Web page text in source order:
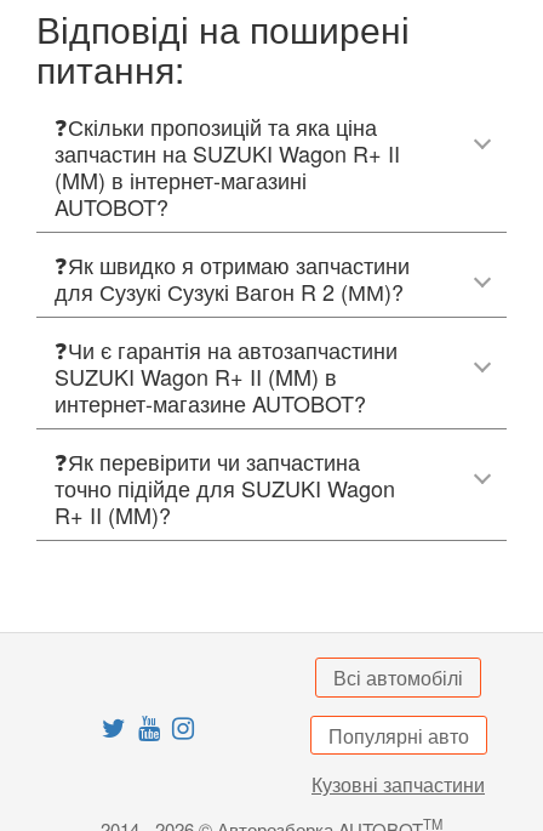
Відповіді на поширені
питання:
❓Скільки пропозицій та яка ціна
запчастин на SUZUKI Wagon R+ II
(MM) в інтернет-магазині
AUTOBOT?
❓Як швидко я отримаю запчастини
для Сузукі Сузукі Вагон R 2 (ММ)?
❓Чи є гарантія на автозапчастини
SUZUKI Wagon R+ II (MM) в
интернет-магазине AUTOBOT?
❓Як перевірити чи запчастина
точно підійде для SUZUKI Wagon
R+ II (MM)?
Всі автомобілі
Популярні авто
Кузовні запчастини
TM